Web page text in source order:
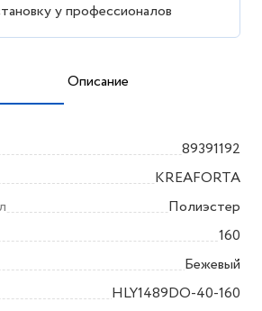
у профессионалов
Описание
89391192
KREAFORTA
Полиэстер
160
Бежевый
HLY1489DO-40-160